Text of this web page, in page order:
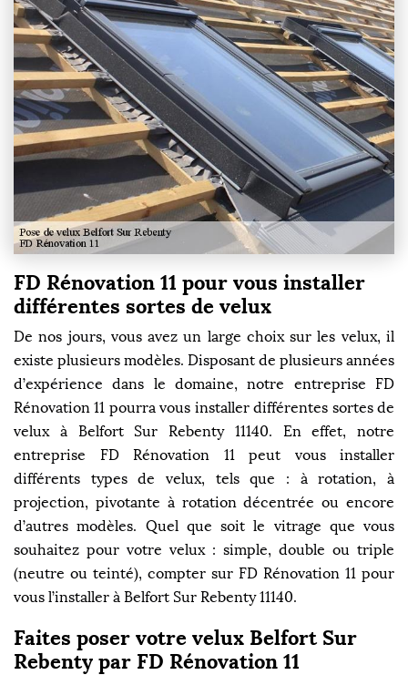
FD Rénovation 11 pour vous installer
différentes sortes de velux
De nos jours, vous avez un large choix sur les velux, il
existe plusieurs modèles. Disposant de plusieurs années
d’expérience dans le domaine, notre entreprise FD
Rénovation 11 pourra vous installer différentes sortes de
velux à Belfort Sur Rebenty 11140. En effet, notre
entreprise FD Rénovation 11 peut vous installer
différents types de velux, tels que : à rotation, à
projection, pivotante à rotation décentrée ou encore
d’autres modèles. Quel que soit le vitrage que vous
souhaitez pour votre velux : simple, double ou triple
(neutre ou teinté), compter sur FD Rénovation 11 pour
vous l’installer à Belfort Sur Rebenty 11140.
Faites poser votre velux Belfort Sur
Rebenty par FD Rénovation 11